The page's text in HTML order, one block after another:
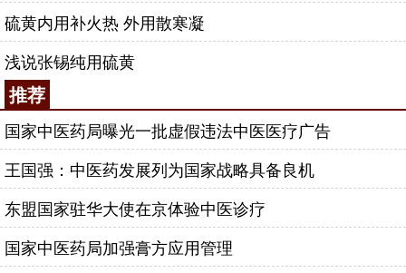
硫黄内用补火热 外用散寒凝
浅说张锡纯用硫黄
推荐
国家中医药局曝光一批虚假违法中医医疗广告
王国强：中医药发展列为国家战略具备良机
东盟国家驻华大使在京体验中医诊疗
国家中医药局加强膏方应用管理